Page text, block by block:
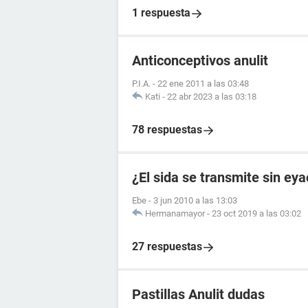
1 respuesta
Anticonceptivos anulit
P.I.A. - 22 ene 2011 a las 03:48
Kati - 22 abr 2023 a las 03:18
78 respuestas
¿El sida se transmite sin
Ebe - 3 jun 2010 a las 13:03
Hermanamayor - 23 oct 2019 a las 03:02
27 respuestas
Pastillas Anulit dudas